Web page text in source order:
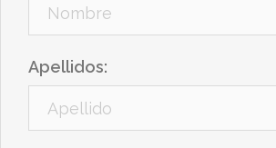
Apellidos: